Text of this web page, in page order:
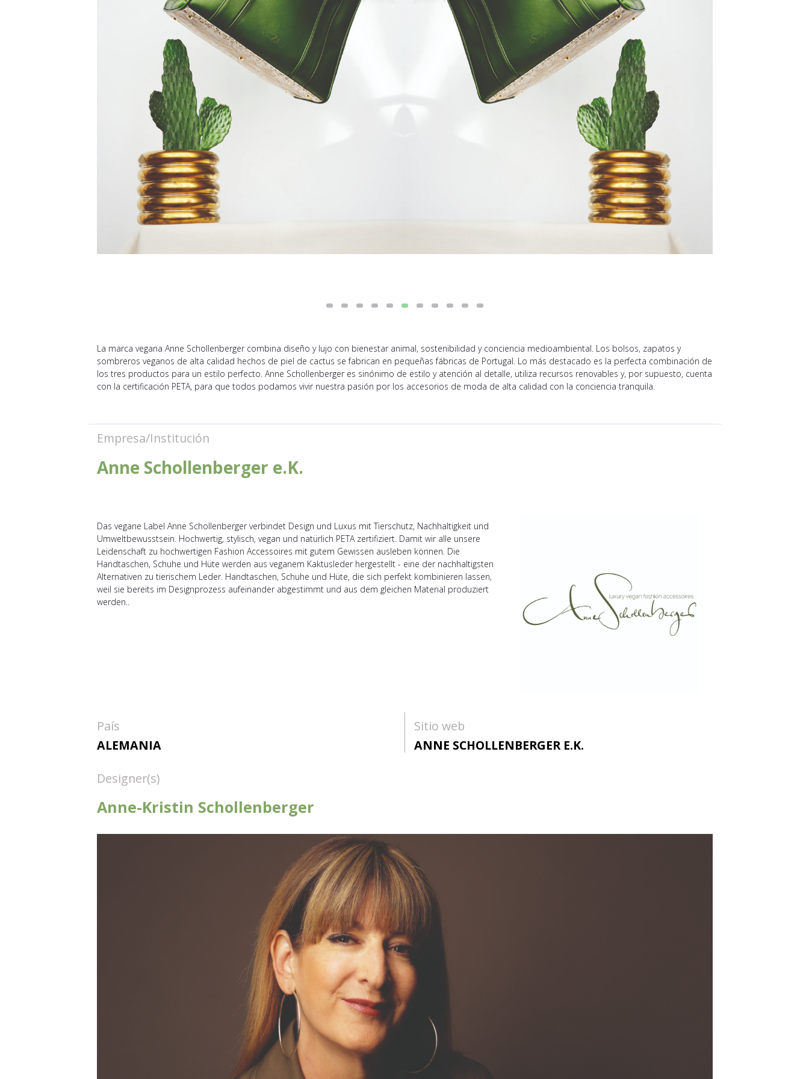
La marca vegana Anne Schollenberger combina diseño y lujo con bienestar animal, sostenibilidad y conciencia medioambiental. Los bolsos, zapatos y
sombreros veganos de alta calidad hechos de piel de cactus se fabrican en pequeñas fábricas de Portugal. Lo más destacado es la perfecta combinación de
los tres productos para un estilo perfecto. Anne Schollenberger es sinónimo de estilo y atención al detalle, utiliza recursos renovables y, por supuesto, cuenta
con la certificación PETA, para que todos podamos vivir nuestra pasión por los accesorios de moda de alta calidad con la conciencia tranquila.
Empresa/Institución
Anne Schollenberger e.K.
Das vegane Label Anne Schollenberger verbindet Design und Luxus mit Tierschutz, Nachhaltigkeit und
Umweltbewusstsein. Hochwertig, stylisch, vegan und natürlich PETA zertifiziert. Damit wir alle unsere
Leidenschaft zu hochwertigen Fashion Accessoires mit gutem Gewissen ausleben können. Die
Handtaschen, Schuhe und Hüte werden aus veganem Kaktusleder hergestellt - eine der nachhaltigsten
Alternativen zu tierischem Leder. Handtaschen, Schuhe und Hüte, die sich perfekt kombinieren lassen,
weil sie bereits im Designprozess aufeinander abgestimmt und aus dem gleichen Material produziert
werden..
País
ALEMANIA
Sitio web
ANNE SCHOLLENBERGER E.K.
Designer(s)
Anne-Kristin Schollenberger